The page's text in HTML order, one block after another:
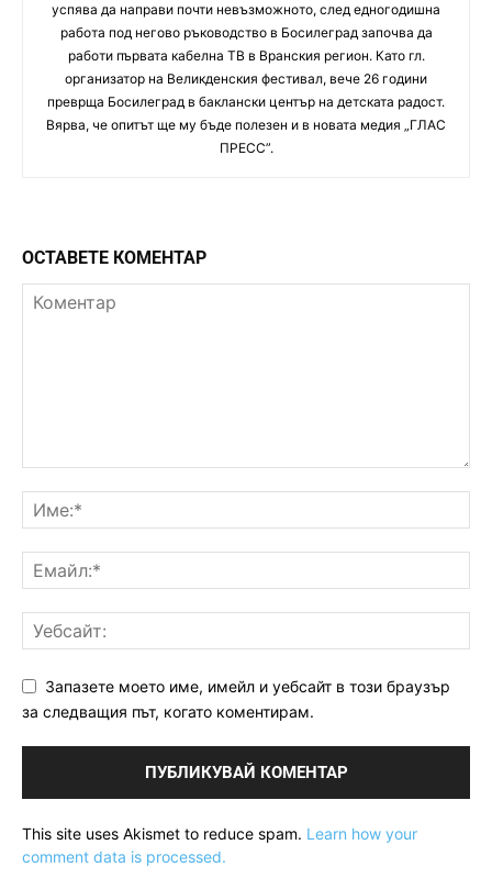
успява да направи почти невъзможното, след едногодишна
работа под негово ръководство в Босилеград започва да
работи първата кабелна ТВ в Вранския регион. Като гл.
организатор на Великденския фестивал, вече 26 години
преврща Босилеград в баклански център на детската радост.
Вярва, че опитът ще му бъде полезен и в новата медия „ГЛАС
ПРЕСС”.
ОСТАВЕТЕ КОМЕНТАР
Запазете моето име, имейл и уебсайт в този браузър
за следващия път, когато коментирам.
This site uses Akismet to reduce spam. Learn how your
comment data is processed.